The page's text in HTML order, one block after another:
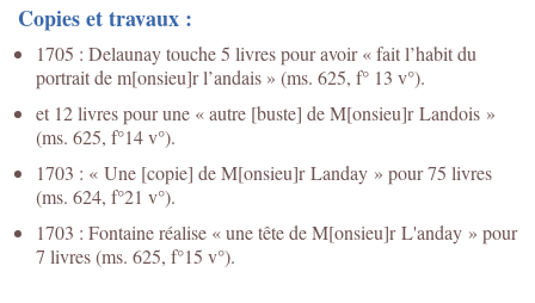
Copies et travaux :
1705 : Delaunay touche 5 livres pour avoir « fait l’habit du
portrait de m[onsieu]r l’andais » (ms. 625, f° 13 v°).
et 12 livres pour une « autre [buste] de M[onsieu]r Landois »
(ms. 625, f°14 v°).
1703 : « Une [copie] de M[onsieu]r Landay » pour 75 livres
(ms. 624, f°21 v°).
1703 : Fontaine réalise « une tête de M[onsieu]r L'anday » pour
7 livres (ms. 625, f°15 v°).